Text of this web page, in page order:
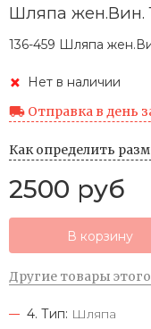
Шляпа жен.Вин.
136-459 Шляпа
Нет в наличии
Отправка в день
Как определить
2500 руб
В корзину
Другие товары
4. Тип: Шляпа